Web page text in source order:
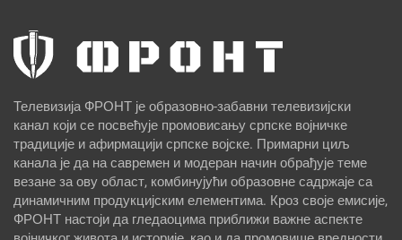
Телевизија ФРОНТ је образовно-забавни телевизијски
канал који се посвећује промовисању српске војничке
традиције и афирмацији српске војске. Примарни циљ
канала је да на савремен и модеран начин обрађује теме
везане за ову област, комбинујући образовне садржаје са
динамичним продукцијским елементима. Кроз своје емисије,
ФРОНТ настоји да гледаоцима приближи важне аспекте